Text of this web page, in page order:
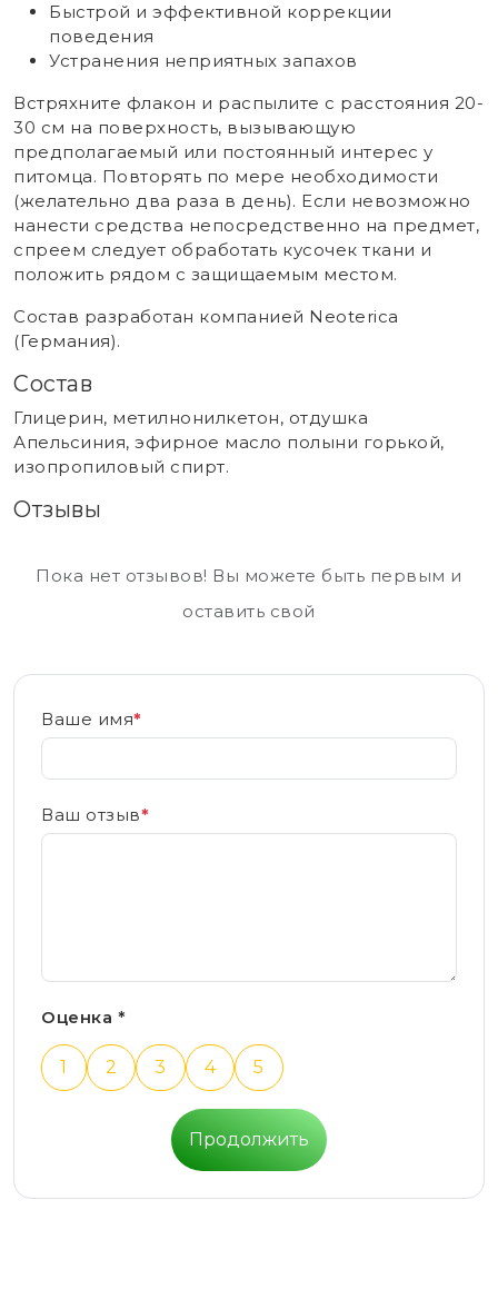
Быстрой и эффективной коррекции
поведения
Устранения неприятных запахов
Встряхните флакон и распылите с расстояния 20-
30 см на поверхность, вызывающую
предполагаемый или постоянный интерес у
питомца. Повторять по мере необходимости
(желательно два раза в день). Если невозможно
нанести средства непосредственно на предмет,
спреем следует обработать кусочек ткани и
положить рядом с защищаемым местом.
Состав разработан компанией Neoterica
(Германия).
Состав
Глицерин, метилнонилкетон, отдушка
Апельсиния, эфирное масло полыни горькой,
изопропиловый спирт.
Отзывы
Пока нет отзывов! Вы можете быть первым и
оставить свой
Ваше имя*
Ваш отзыв*
Оценка *
1 2 3 4 5
Продолжить